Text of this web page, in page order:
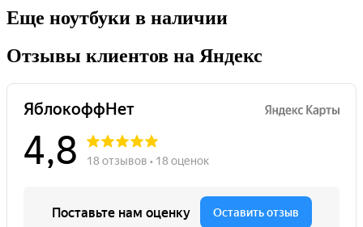
Еще ноутбуки в наличии
Отзывы клиентов на Яндекс